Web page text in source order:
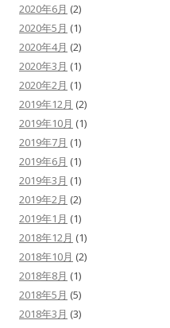
2020年6月 (2)
2020年5月 (1)
2020年4月 (2)
2020年3月 (1)
2020年2月 (1)
2019年12月 (2)
2019年10月 (1)
2019年7月 (1)
2019年6月 (1)
2019年3月 (1)
2019年2月 (2)
2019年1月 (1)
2018年12月 (1)
2018年10月 (2)
2018年8月 (1)
2018年5月 (5)
2018年3月 (3)